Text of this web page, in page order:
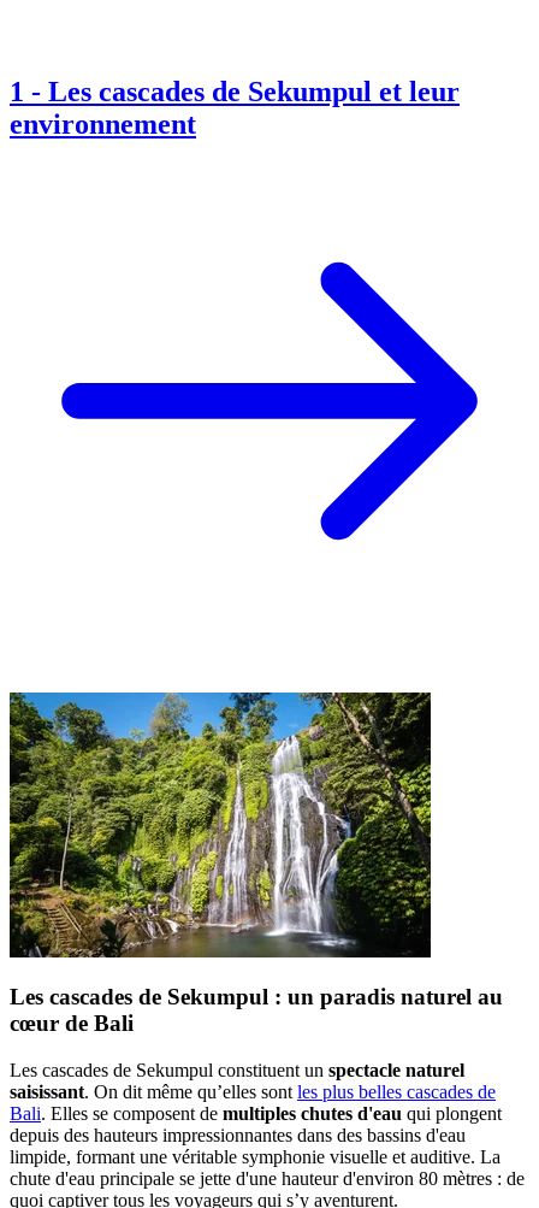
1 - Les cascades de Sekumpul et leur
environnement
Les cascades de Sekumpul : un paradis naturel au
cœur de Bali
Les cascades de Sekumpul constituent un spectacle naturel
saisissant. On dit même qu’elles sont les plus belles cascades de
Bali. Elles se composent de multiples chutes d'eau qui plongent
depuis des hauteurs impressionnantes dans des bassins d'eau
limpide, formant une véritable symphonie visuelle et auditive. La
chute d'eau principale se jette d'une hauteur d'environ 80 mètres : de
quoi captiver tous les voyageurs qui s’y aventurent.